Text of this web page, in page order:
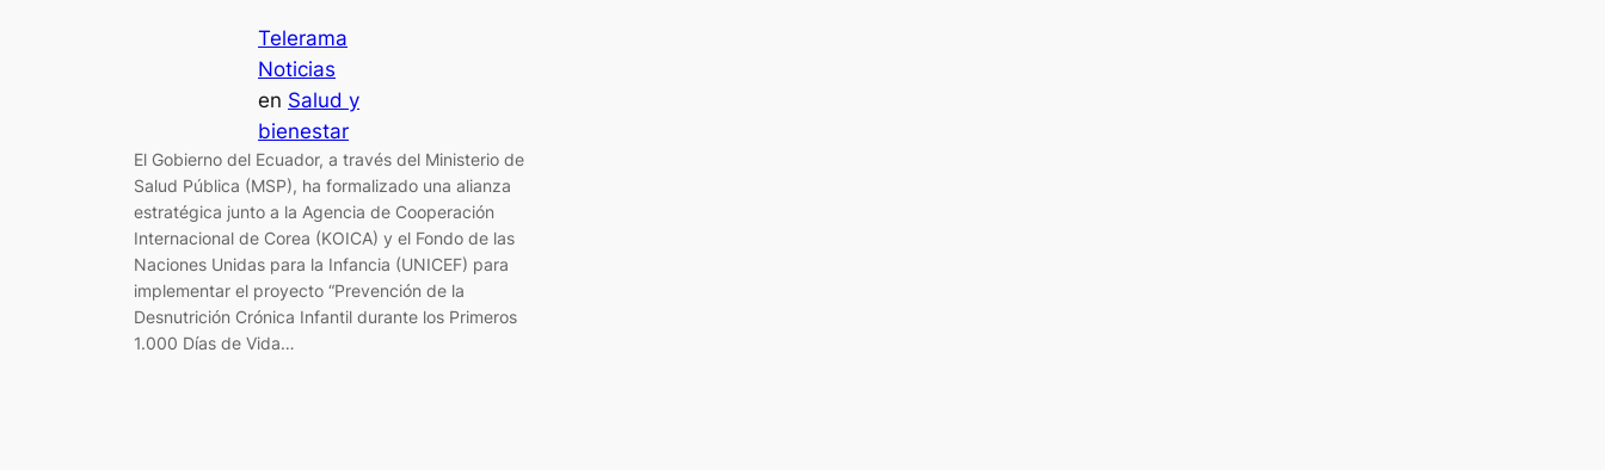
Telerama
Noticias
en Salud y
bienestar
El Gobierno del Ecuador, a través del Ministerio de
Salud Pública (MSP), ha formalizado una alianza
estratégica junto a la Agencia de Cooperación
Internacional de Corea (KOICA) y el Fondo de las
Naciones Unidas para la Infancia (UNICEF) para
implementar el proyecto “Prevención de la
Desnutrición Crónica Infantil durante los Primeros
1.000 Días de Vida…